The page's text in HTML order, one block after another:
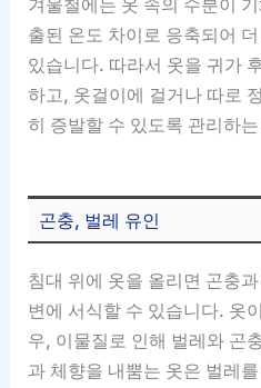
출된 온도 차이로 응축되어
있습니다. 따라서 옷을 귀가
하고, 옷걸이에 걸거나 따로
히 증발할 수 있도록 관리하
곤충, 벌레 유인
침대 위에 옷을 올리면 곤충
변에 서식할 수 있습니다. 옷
우, 이물질로 인해 벌레와 곤
과 체향을 내뿜는 옷은 벌레